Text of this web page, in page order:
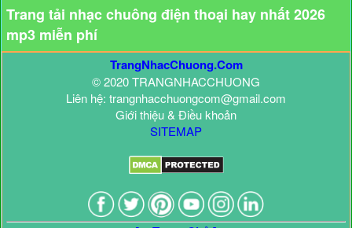
Trang tải nhạc chuông điện thoại hay nhất 2026
mp3 miễn phí
TrangNhacChuong.Com
© 2020 TRANGNHACCHUONG
Liên hệ: trangnhacchuongcom@gmail.com
Giới thiệu & Điều khoản
SITEMAP